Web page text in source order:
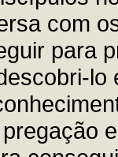
com
para